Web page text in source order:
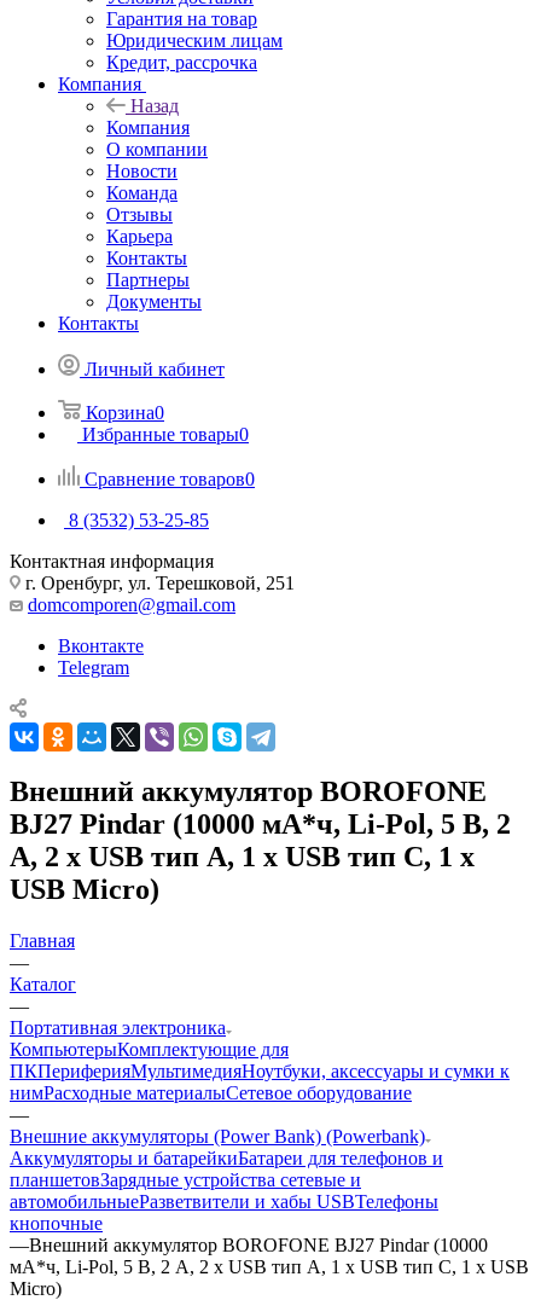
Гарантия на товар
Юридическим лицам
Кредит, рассрочка
Компания
Назад
Компания
О компании
Новости
Команда
Отзывы
Карьера
Контакты
Партнеры
Документы
Контакты
Личный кабинет
Корзина0
Избранные товары0
Сравнение товаров0
8 (3532) 53-25-85
Контактная информация
г. Оренбург, ул. Терешковой, 251
domcomporen@gmail.com
Вконтакте
Telegram
Внешний аккумулятор BOROFONE
BJ27 Pindar (10000 мА*ч, Li-Pol, 5 В, 2
A, 2 x USB тип А, 1 x USB тип С, 1 x
USB Micro)
Главная
—
Каталог
—
Портативная электроника
КомпьютерыКомплектующие для
ПКПериферияМультимедияНоутбуки, аксессуары и сумки к
нимРасходные материалыСетевое оборудование
—
Внешние аккумуляторы (Power Bank) (Powerbank)
Аккумуляторы и батарейкиБатареи для телефонов и
планшетовЗарядные устройства сетевые и
автомобильныеРазветвители и хабы USBТелефоны
кнопочные
—Внешний аккумулятор BOROFONE BJ27 Pindar (10000
мА*ч, Li-Pol, 5 В, 2 A, 2 x USB тип А, 1 x USB тип С, 1 x USB
Micro)